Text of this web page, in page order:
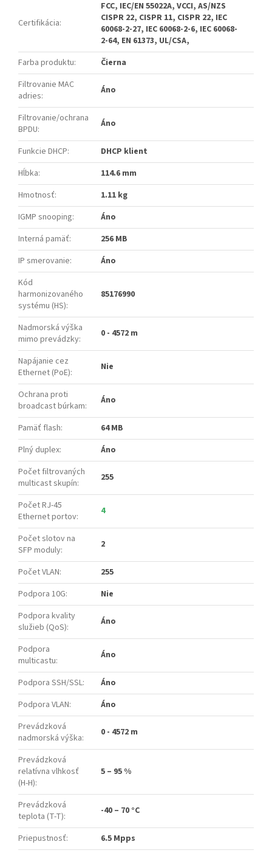
Certifikácia:
FCC, IEC/EN 55022A, VCCI, AS/NZS
CISPR 22, CISPR 11, CISPR 22, IEC
60068-2-27, IEC 60068-2-6, IEC 60068-
2-64, EN 61373, UL/CSA,
Farba produktu:
Čierna
Filtrovanie MAC
adries: Áno
Filtrovanie/ochrana
BPDU: Áno
Funkcie DHCP:
DHCP klient
Hĺbka:
114.6 mm
Hmotnosť:
1.11 kg
IGMP snooping:
Áno
Interná pamäť:
256 MB
IP smerovanie:
Áno
Kód
harmonizovaného
systému (HS):
85176990
Nadmorská výška
mimo prevádzky: 0 - 4572 m
Napájanie cez
Ethernet (PoE): Nie
Ochrana proti
broadcast búrkam: Áno
Pamäť flash:
64 MB
Plný duplex:
Áno
Počet filtrovaných
multicast skupín: 255
Počet RJ-45
Ethernet portov: 4
Počet slotov na
SFP moduly: 2
Počet VLAN:
255
Podpora 10G:
Nie
Podpora kvality
služieb (QoS): Áno
Podpora
multicastu: Áno
Podpora SSH/SSL:
Áno
Podpora VLAN:
Áno
Prevádzková
nadmorská výška: 0 - 4572 m
Prevádzková
relatívna vlhkosť
(H-H):
5 – 95 %
Prevádzková
teplota (T-T): -40 – 70 °C
Priepustnosť:
6.5 Mpps